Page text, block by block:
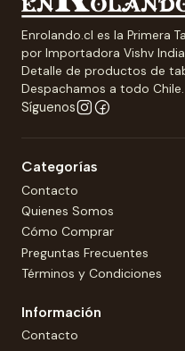
Enrolando.cl es la Primera
por Importadora Vishv
Detalle de productos de
Despachamos a todo Chile.
Síguenos
Categorías
Contacto
Quienes Somos
Cómo Comprar
Preguntas Frecuentes
Términos y Condiciones
Información
Contacto